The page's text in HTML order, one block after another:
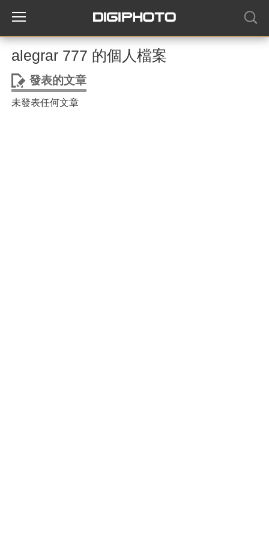
alegrar 777 的個人檔案
發表的文章
未發表任何文章